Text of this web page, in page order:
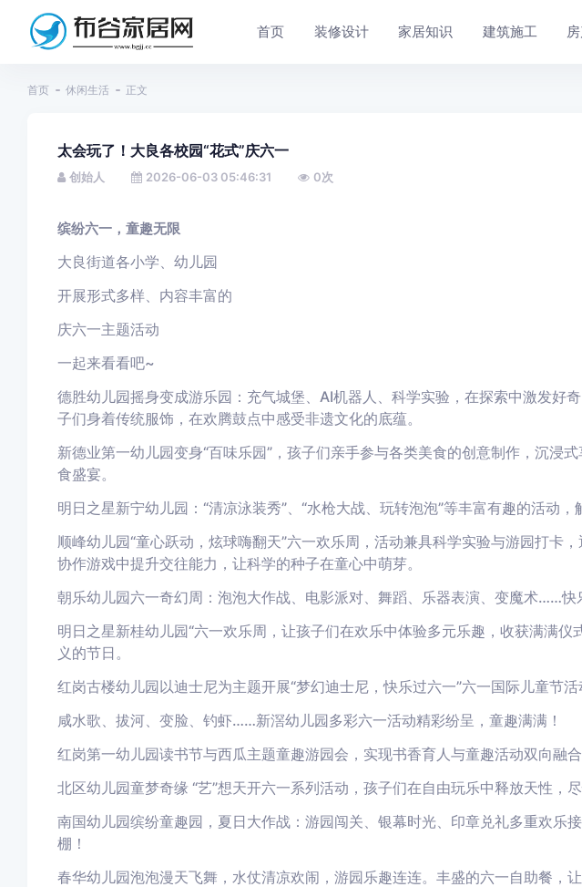
首页 装修设计 家居知识 建筑施工
首页 休闲生活 正文
太会玩了！大良各校园“花式”庆六一
创始人 2026-06-03 05:46:31 0次
缤纷六一，童趣无限
大良街道各小学、幼儿园
开展形式多样、内容丰富的
庆六一主题活动
一起来看看吧~
德胜幼儿园摇身变成游乐园：充气城堡、AI机器人、科学实验，在探索中激发好
子们身着传统服饰，在欢腾鼓点中感受非遗文化的底蕴。
新德业第一幼儿园变身“百味乐园”，孩子们亲手参与各类美食的创意制作，沉浸
食盛宴。
明日之星新宁幼儿园：“清凉泳装秀”、“水枪大战、玩转泡泡”等丰富有趣的活动，
顺峰幼儿园“童心跃动，炫球嗨翻天”六一欢乐周，活动兼具科学实验与游园打卡
协作游戏中提升交往能力，让科学的种子在童心中萌芽。
朝乐幼儿园六一奇幻周：泡泡大作战、电影派对、舞蹈、乐器表演、变魔术……快
明日之星新桂幼儿园“六一欢乐周，让孩子们在欢乐中体验多元乐趣，收获满满仪
义的节日。
红岗古楼幼儿园以迪士尼为主题开展“梦幻迪士尼，快乐过六一”六一国际儿童节活
咸水歌、拔河、变脸、钓虾……新滘幼儿园多彩六一活动精彩纷呈，童趣满满！
红岗第一幼儿园读书节与西瓜主题童趣游园会，实现书香育人与童趣活动双向融合
北区幼儿园童梦奇缘 “艺”想天开六一系列活动，孩子们在自由玩乐中释放天性，
南国幼儿园缤纷童趣园，夏日大作战：游园闯关、银幕时光、印章兑礼多重欢乐
棚！
春华幼儿园泡泡漫天飞舞，水仗清凉欢闹，游园乐趣连连。丰盛的六一自助餐，让